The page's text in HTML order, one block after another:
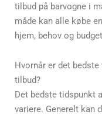
tilbud på barvogne i
måde kan alle købe
hjem, behov og
Hvornår er det
tilbud?
Det bedste tidspunkt
variere. Generelt kan